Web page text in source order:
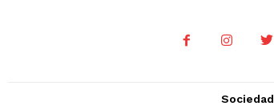
Sociedad